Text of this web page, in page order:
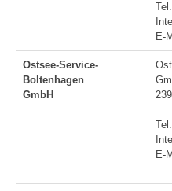
E-
Ostsee-Service-
Boltenhagen
GmbH
E-